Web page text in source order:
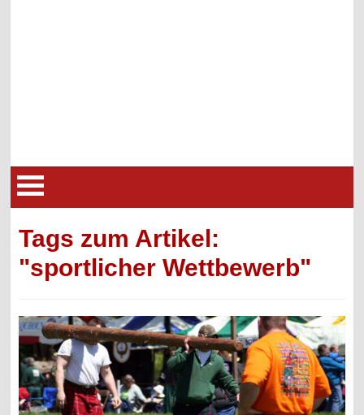
Tags zum Artikel:
"sportlicher Wettbewerb"